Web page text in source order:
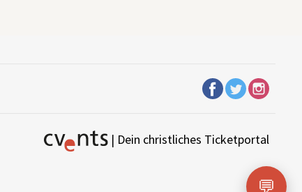
| Dein christliches Ticketportal
💬